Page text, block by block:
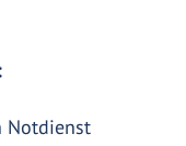
Notdienst